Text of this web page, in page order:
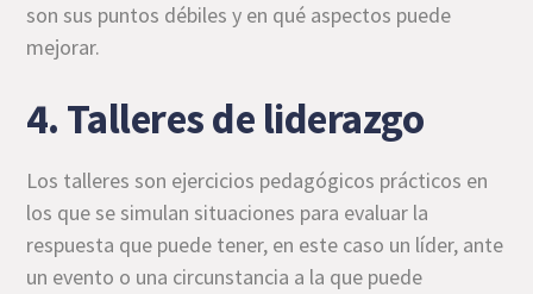
son sus puntos débiles y en qué aspectos puede
mejorar.
4. Talleres de liderazgo
Los talleres son ejercicios pedagógicos prácticos en
los que se simulan situaciones para evaluar la
respuesta que puede tener, en este caso un líder, ante
un evento o una circunstancia a la que puede